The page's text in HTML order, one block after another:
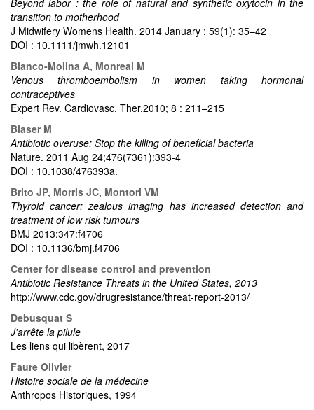
transition to motherhood
J Midwifery Womens Health. 2014 January ; 59(1): 35–42
DOI : 10.1111/jmwh.12101
Blanco-Molina A, Monreal M
Venous thromboembolism in women taking hormonal
contraceptives
Expert Rev. Cardiovasc. Ther.2010; 8 : 211–215
Blaser M
Antibiotic overuse: Stop the killing of beneficial bacteria
Nature. 2011 Aug 24;476(7361):393-4
DOI : 10.1038/476393a.
Brito JP, Morris JC, Montori VM
Thyroid cancer: zealous imaging has increased detection and
treatment of low risk tumours
BMJ 2013;347:f4706
DOI : 10.1136/bmj.f4706
Center for disease control and prevention
Antibiotic Resistance Threats in the United States, 2013
http://www.cdc.gov/drugresistance/threat-report-2013/
Debusquat S
J'arrête la pilule
Les liens qui libèrent, 2017
Faure Olivier
Histoire sociale de la médecine
Anthropos Historiques, 1994